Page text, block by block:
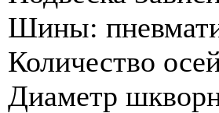
Шины:
Количество
Диаметр